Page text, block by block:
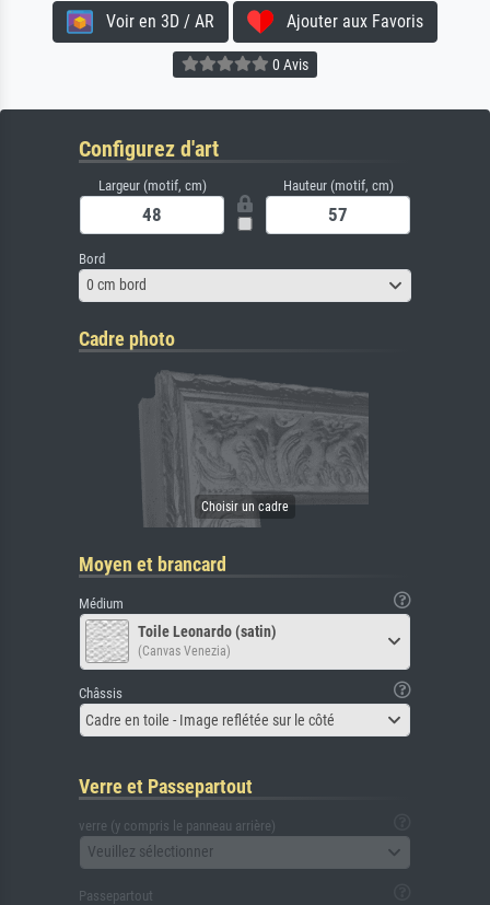
Voir en 3D / AR Ajouter aux Favoris
0 Avis
Configurez d'art
Largeur (motif, cm) Hauteur (motif, cm)
Bord
0 cm bord
Cadre photo
Moyen et brancard
Médium
Toile Leonardo (satin)
(Canvas Venezia)
Châssis
Cadre en toile - Image reflétée sur le côté
Verre et Passepartout
verre (y compris le panneau arrière)
Veuillez sélectionner
Passepartout